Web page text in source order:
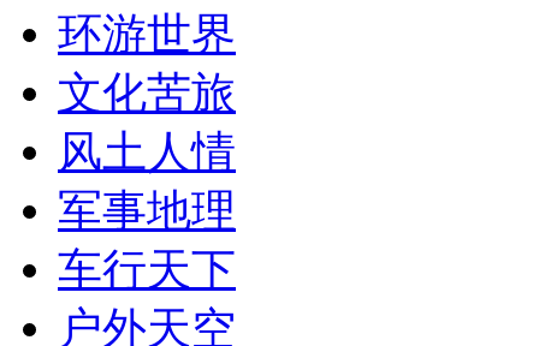
环游世界
文化苦旅
风土人情
军事地理
车行天下
户外天空